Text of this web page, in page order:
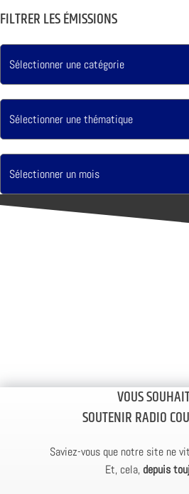
FILTRER LES ÉMISSIONS
VOUS
SOUTENIR RADIO
Saviez-vous que notre site ne
Et, cela, depuis